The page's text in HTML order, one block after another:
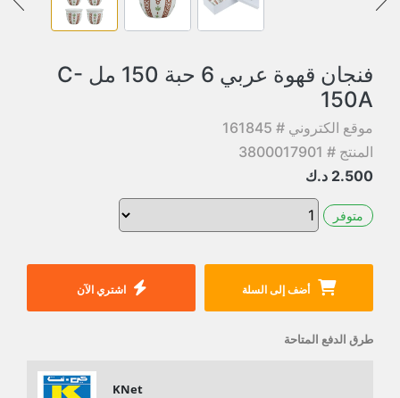
فنجان قهوة عربي 6 حبة 150 مل C-
150A
موقع الكتروني # 161845
المنتج # 3800017901
2.500 د.ك
متوفر
أضف إلى السلة اشتري الآن
طرق الدفع المتاحة
KNet